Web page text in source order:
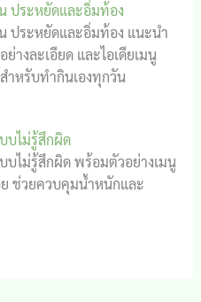
ประหยัดและอิ่มท้อง
ประหยัดและอิ่มท้อง แนะนำ
างละเอียด และไอเดียเมนู
ำหรับทำกินเองทุกวัน
บไม่รู้สึกผิด
บไม่รู้สึกผิด พร้อมตัวอย่างเมนู
ช่วยควบคุมน้ำหนักและ